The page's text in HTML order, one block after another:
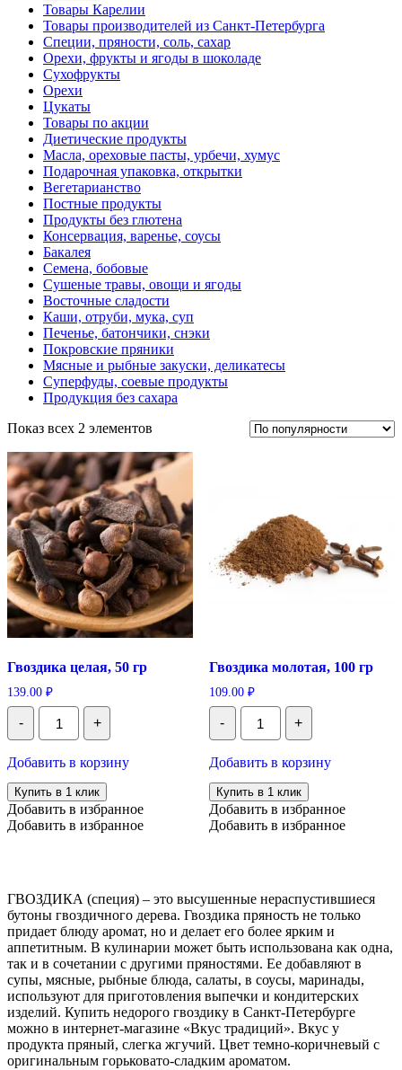
Товары Карелии
Товары производителей из Санкт-Петербурга
Специи, пряности, соль, сахар
Орехи, фрукты и ягоды в шоколаде
Сухофрукты
Орехи
Цукаты
Товары по акции
Диетические продукты
Масла, ореховые пасты, урбечи, хумус
Подарочная упаковка, открытки
Вегетарианство
Постные продукты
Продукты без глютена
Консервация, варенье, соусы
Бакалея
Семена, бобовые
Сушеные травы, овощи и ягоды
Восточные сладости
Каши, отруби, мука, суп
Печенье, батончики, снэки
Покровские пряники
Мясные и рыбные закуски, деликатесы
Суперфуды, соевые продукты
Продукция без сахара
Показ всех 2 элементов
Гвоздика целая, 50 гр
139.00 ₽
-
Количество
Гвоздика
целая,
гр
+
Добавить в корзину
Купить в 1 клик
Добавить в избранное
Добавить в избранное
Гвоздика молотая, 100 гр
109.00 ₽
-
Количество
Гвоздика
молотая,
гр
+
Добавить в корзину
Купить в 1 клик
Добавить в избранное
Добавить в избранное
ГВОЗДИКА (специя) – это высушенные нераспустившиеся
бутоны гвоздичного дерева. Гвоздика пряность не только
придает блюду аромат, но и делает его более ярким и
аппетитным. В кулинарии может быть использована как одна,
так и в сочетании с другими пряностями. Ее добавляют в
супы, мясные, рыбные блюда, салаты, в соусы, маринады,
используют для приготовления выпечки и кондитерских
изделий. Купить недорого гвоздику в Санкт-Петербурге
можно в интернет-магазине «Вкус традиций». Вкус у
продукта пряный, слегка жгучий. Цвет темно-коричневый с
оригинальным горьковато-сладким ароматом.